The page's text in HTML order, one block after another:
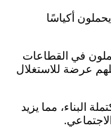
أكياسًا
في القطاعات
عرضة للاستغلال
البناء، مما يزيد